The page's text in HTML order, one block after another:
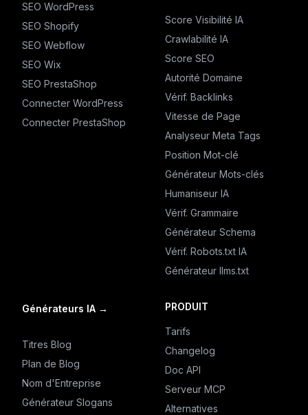
SEO WordPress
SEO Shopify
SEO Webflow
SEO Wix
SEO PrestaShop
Connecter WordPress
Connecter PrestaShop
Score Visibilité IA
Crawlabilité IA
Score SEO
Autorité Domaine
Vérif. Backlinks
Vitesse de Page
Analyseur Meta Tags
Position Mot-clé
Générateur Mots-clés
Humaniseur IA
Vérif. Grammaire
Générateur Schema
Vérif. Robots.txt IA
Générateur llms.txt
Générateurs IA →
Titres Blog
Plan de Blog
Nom d'Entreprise
Générateur Slogans
PRODUIT
Tarifs
Changelog
Doc API
Serveur MCP
Alternatives